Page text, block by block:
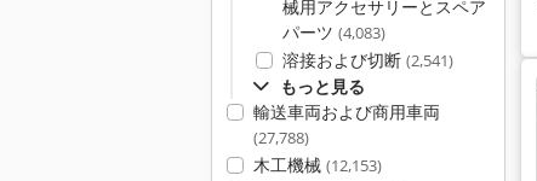
械用アクセサリーとスペア
パーツ (4,083)
溶接および切断 (2,541)
もっと見る
輸送車両および商用車両
(27,788)
木工機械 (12,153)